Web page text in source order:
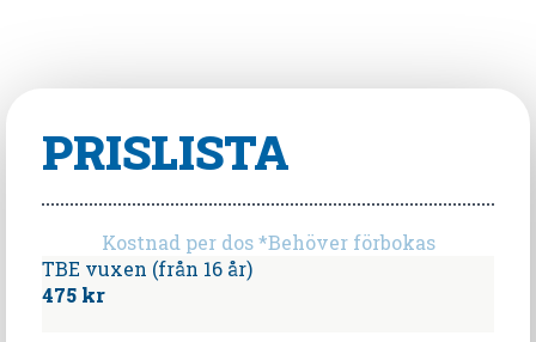
PRISLISTA
Kostnad per dos *Behöver förbokas
TBE vuxen (från 16 år)
475 kr